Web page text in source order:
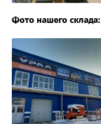
Фото нашего склада: